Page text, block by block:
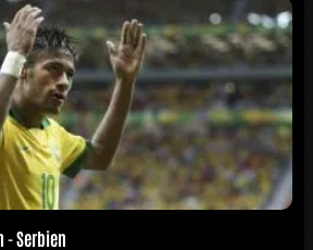
- Serbien